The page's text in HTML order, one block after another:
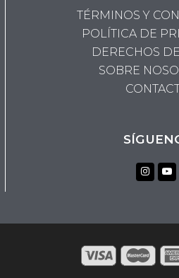
TÉRMINOS Y
POLÍTICA DE
DERECHOS
SOBRE